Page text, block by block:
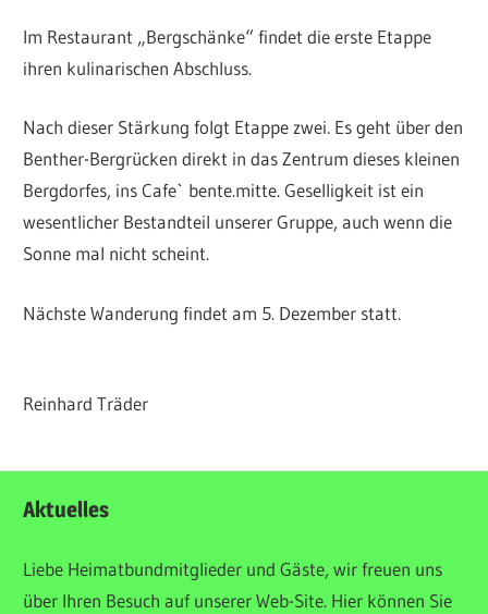
Im Restaurant „Bergschänke“ findet die erste Etappe
ihren kulinarischen Abschluss.
Nach dieser Stärkung folgt Etappe zwei. Es geht über den
Benther-Bergrücken direkt in das Zentrum dieses kleinen
Bergdorfes, ins Cafe` bente.mitte. Geselligkeit ist ein
wesentlicher Bestandteil unserer Gruppe, auch wenn die
Sonne mal nicht scheint.
Nächste Wanderung findet am 5. Dezember statt.
Reinhard Träder
ALLGEMEIN
SLIDER
Aktuelles
Liebe Heimatbundmitglieder und Gäste, wir freuen uns
über Ihren Besuch auf unserer Web-Site. Hier können Sie